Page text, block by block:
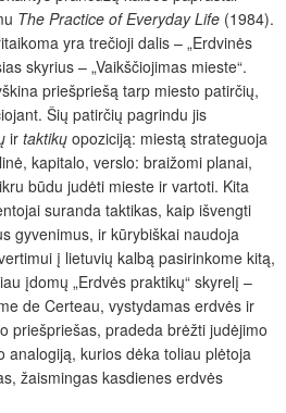
The Practice of Everyday Life (1984).
yra trečioji dalis – „Erdvinės
skyrius – „Vaikščiojimas mieste“.
priešpriešą tarp miesto patirčių,
Šių patirčių pagrindu jis
ir taktikų opoziciją: miestą strateguoja
kapitalo, verslo: braižomi planai,
būdu judėti mieste ir vartoti. Kita
suranda taktikas, kaip išvengti
gyvenimus, ir kūrybiškai naudoja
į lietuvių kalbą pasirinkome kitą,
įdomų „Erdvės praktikų“ skyrelį –
de Certeau, vystydamas erdvės ir
priešpriešas, pradeda brėžti judėjimo
analogiją, kurios dėka toliau plėtoja
žaismingas kasdienes erdvės